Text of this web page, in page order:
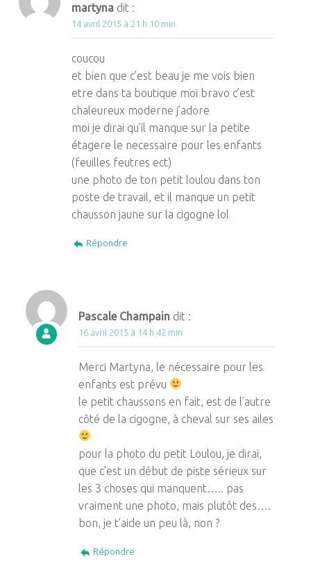
martyna dit :
14 avril 2015 à 21 h 10 min
coucou
et bien que c’est beau je me vois bien
etre dans ta boutique moi bravo c’est
chaleureux moderne j’adore
moi je dirai qu’il manque sur la petite
étagere le necessaire pour les enfants
(feuilles feutres ect)
une photo de ton petit loulou dans ton
poste de travail, et il manque un petit
chausson jaune sur la cigogne lol
Répondre
Pascale Champain dit :
16 avril 2015 à 14 h 42 min
Merci Martyna, le nécessaire pour les
enfants est prévu
le petit chaussons en fait, est de l’autre
côté de la cigogne, à cheval sur ses ailes
pour la photo du petit Loulou, je dirai,
que c’est un début de piste sérieux sur
les 3 choses qui manquent….. pas
vraiment une photo, mais plutôt des….
bon, je t’aide un peu là, non ?
Répondre